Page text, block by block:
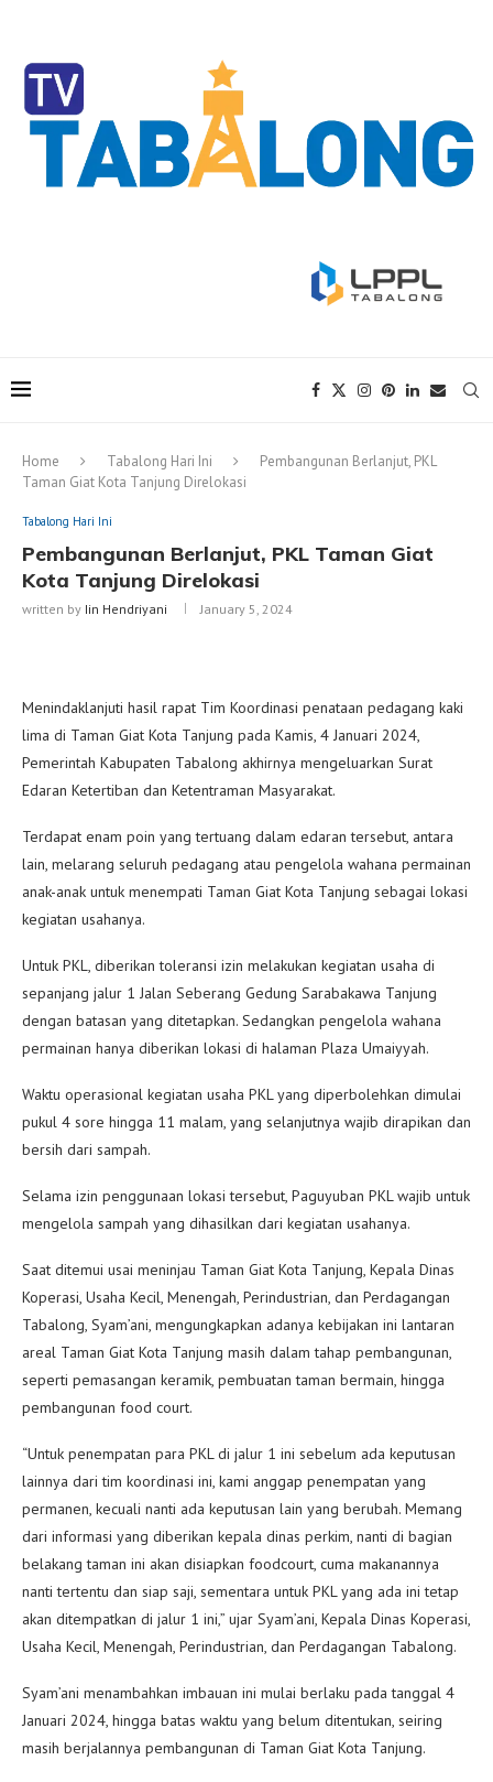
Home Tabalong Hari Ini
Pembangunan Berlanjut, PKL
Taman Giat Kota Tanjung Direlokasi
Tabalong Hari Ini
Pembangunan Berlanjut, PKL Taman Giat
Kota Tanjung Direlokasi
written by Iin Hendriyani January 5, 2024
Menindaklanjuti hasil rapat Tim Koordinasi penataan pedagang kaki
lima di Taman Giat Kota Tanjung pada Kamis, 4 Januari 2024,
Pemerintah Kabupaten Tabalong akhirnya mengeluarkan Surat
Edaran Ketertiban dan Ketentraman Masyarakat.
Terdapat enam poin yang tertuang dalam edaran tersebut, antara
lain, melarang seluruh pedagang atau pengelola wahana permainan
anak-anak untuk menempati Taman Giat Kota Tanjung sebagai lokasi
kegiatan usahanya.
Untuk PKL, diberikan toleransi izin melakukan kegiatan usaha di
sepanjang jalur 1 Jalan Seberang Gedung Sarabakawa Tanjung
dengan batasan yang ditetapkan. Sedangkan pengelola wahana
permainan hanya diberikan lokasi di halaman Plaza Umaiyyah.
Waktu operasional kegiatan usaha PKL yang diperbolehkan dimulai
pukul 4 sore hingga 11 malam, yang selanjutnya wajib dirapikan dan
bersih dari sampah.
Selama izin penggunaan lokasi tersebut, Paguyuban PKL wajib untuk
mengelola sampah yang dihasilkan dari kegiatan usahanya.
Saat ditemui usai meninjau Taman Giat Kota Tanjung, Kepala Dinas
Koperasi, Usaha Kecil, Menengah, Perindustrian, dan Perdagangan
Tabalong, Syam’ani, mengungkapkan adanya kebijakan ini lantaran
areal Taman Giat Kota Tanjung masih dalam tahap pembangunan,
seperti pemasangan keramik, pembuatan taman bermain, hingga
pembangunan food court.
“Untuk penempatan para PKL di jalur 1 ini sebelum ada keputusan
lainnya dari tim koordinasi ini, kami anggap penempatan yang
permanen, kecuali nanti ada keputusan lain yang berubah. Memang
dari informasi yang diberikan kepala dinas perkim, nanti di bagian
belakang taman ini akan disiapkan foodcourt, cuma makanannya
nanti tertentu dan siap saji, sementara untuk PKL yang ada ini tetap
akan ditempatkan di jalur 1 ini,” ujar Syam’ani, Kepala Dinas Koperasi,
Usaha Kecil, Menengah, Perindustrian, dan Perdagangan Tabalong.
Syam’ani menambahkan imbauan ini mulai berlaku pada tanggal 4
Januari 2024, hingga batas waktu yang belum ditentukan, seiring
masih berjalannya pembangunan di Taman Giat Kota Tanjung.